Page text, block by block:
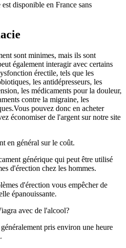
disponible en France sans
sont minimes, mais ils sont
également interagir avec certains
érectile, tels que les
les antidépresseurs, les
les médicaments pour la douleur,
contre la migraine, les
pouvez donc en acheter
économiser de l'argent sur notre site
en général sur le coût.
générique qui peut être utilisé
d'érection chez les hommes.
d'érection vous empêcher de
épanouissante.
avec de l'alcool?
pris environ une heure